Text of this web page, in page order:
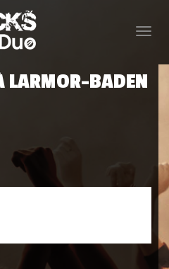
Toggle
LARMOR-BADEN